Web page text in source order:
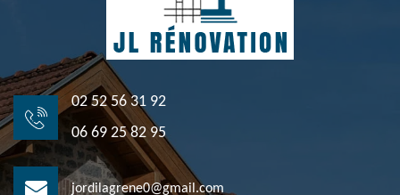
02 52 56 31 92
06 69 25 82 95
jordilagrene0@gmail.com